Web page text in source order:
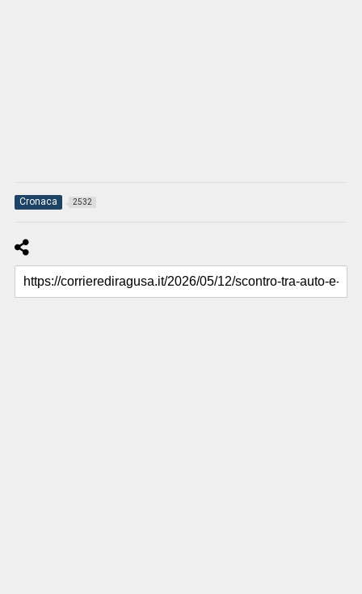
Cronaca 2532